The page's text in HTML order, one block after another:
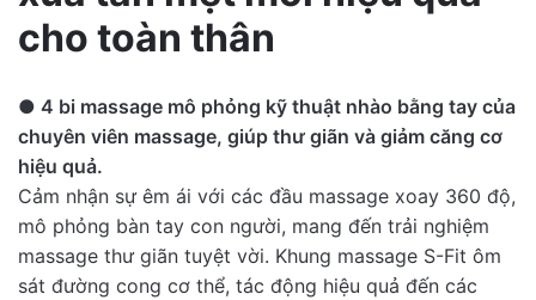
cho toàn thân
● 4 bi massage mô phỏng kỹ thuật nhào bằng tay của
chuyên viên massage, giúp thư giãn và giảm căng cơ
hiệu quả.
Cảm nhận sự êm ái với các đầu massage xoay 360 độ,
mô phỏng bàn tay con người, mang đến trải nghiệm
massage thư giãn tuyệt vời. Khung massage S-Fit ôm
sát đường cong cơ thể, tác động hiệu quả đến các
Nguồn điện
cố định
AC100V
Mức tiêu
thụ điện
năng
Chế độ hẹn
giờ tự động
Khoảng 7, 16, 30 phút
1
There are no reviews yet.
Be the first to review “
Minh Fujiiryoki M23 AS-R700 - Thương hiệu
Nhật Bản”